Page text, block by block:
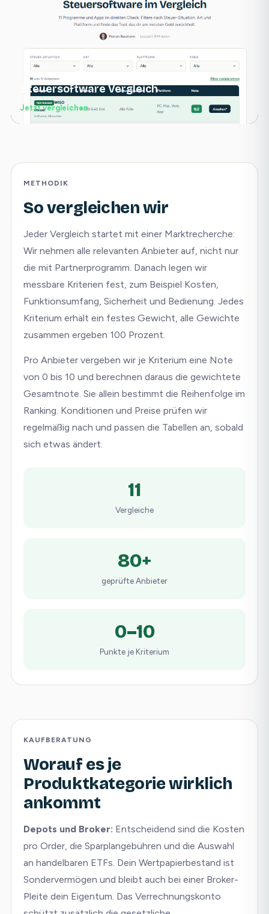
Steuersoftware Vergleich
Jetzt vergleichen →
METHODIK
So vergleichen wir
Jeder Vergleich startet mit einer Marktrecherche:
Wir nehmen alle relevanten Anbieter auf, nicht nur
die mit Partnerprogramm. Danach legen wir
messbare Kriterien fest, zum Beispiel Kosten,
Funktionsumfang, Sicherheit und Bedienung. Jedes
Kriterium erhält ein festes Gewicht, alle Gewichte
zusammen ergeben 100 Prozent.
Pro Anbieter vergeben wir je Kriterium eine Note
von 0 bis 10 und berechnen daraus die gewichtete
Gesamtnote. Sie allein bestimmt die Reihenfolge im
Ranking. Konditionen und Preise prüfen wir
regelmäßig nach und passen die Tabellen an, sobald
sich etwas ändert.
11
Vergleiche
80+
geprüfte Anbieter
0–10
Punkte je Kriterium
KAUFBERATUNG
Worauf es je
Produktkategorie wirklich
ankommt
Depots und Broker: Entscheidend sind die Kosten
pro Order, die Sparplangebühren und die Auswahl
an handelbaren ETFs. Dein Wertpapierbestand ist
Sondervermögen und bleibt auch bei einer Broker-
Pleite dein Eigentum. Das Verrechnungskonto